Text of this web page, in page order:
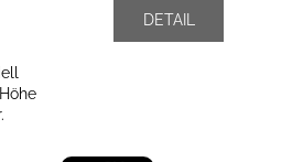
DETAIL